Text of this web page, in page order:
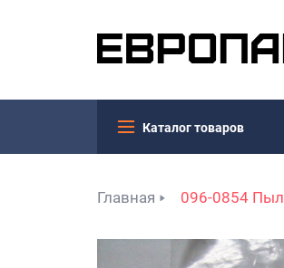
Каталог товаров
Главная 096-0854